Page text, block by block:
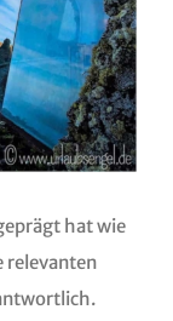
hat wie
relevanten